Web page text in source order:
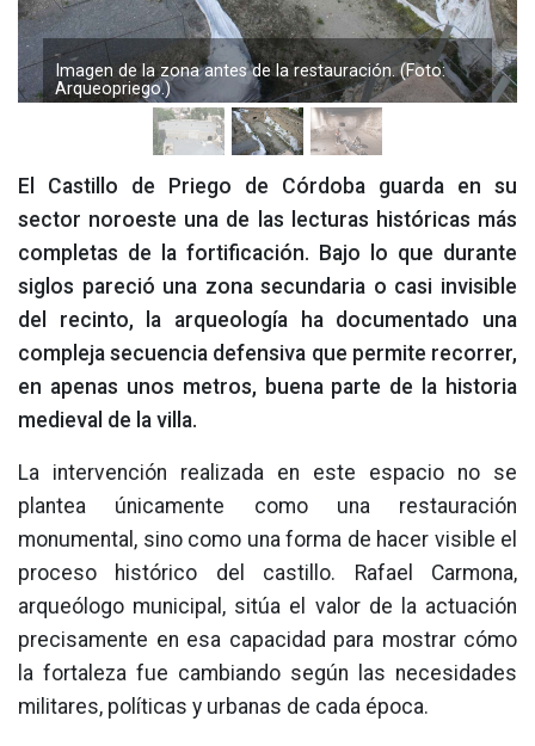
Interior del nuevo espacio visitable del Castillo de
Priego. (Foto: Arqueopriego.)
El Castillo de Priego de Córdoba guarda en su
sector noroeste una de las lecturas históricas más
completas de la fortificación. Bajo lo que durante
siglos pareció una zona secundaria o casi invisible
del recinto, la arqueología ha documentado una
compleja secuencia defensiva que permite recorrer,
en apenas unos metros, buena parte de la historia
medieval de la villa.
La intervención realizada en este espacio no se
plantea únicamente como una restauración
monumental, sino como una forma de hacer visible el
proceso histórico del castillo. Rafael Carmona,
arqueólogo municipal, sitúa el valor de la actuación
precisamente en esa capacidad para mostrar cómo
la fortaleza fue cambiando según las necesidades
militares, políticas y urbanas de cada época.